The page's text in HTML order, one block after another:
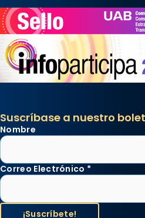
Suscríbase a nuestro
Nombre
Correo Electrónico *